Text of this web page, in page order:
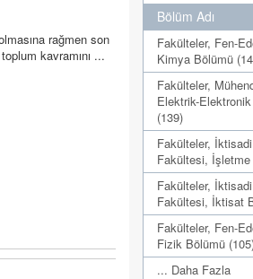
rağmen son
kavramını ...
Bölüm Adı
Fakülteler, Fen-
Kimya Bölümü
Fakülteler,
Elektrik-
(139)
Fakülteler,
Fakültesi,
Fakülteler,
Fakültesi, İktisat
Fakülteler, Fen-
Fizik Bölümü
... Daha Fazla